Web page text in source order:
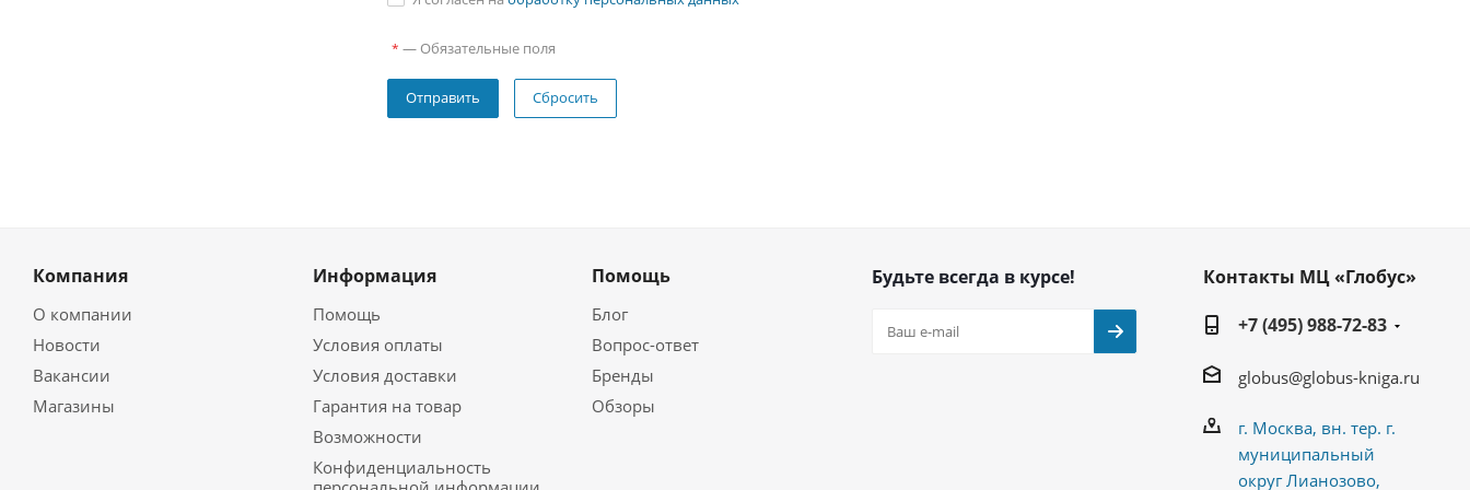
* — Обязательные поля
Сбросить
Компания
О компании
Новости
Вакансии
Магазины
Информация
Помощь
Условия оплаты
Условия доставки
Гарантия на товар
Возможности
Конфиденциальность
Помощь
Блог
Вопрос-ответ
Бренды
Обзоры
Будьте всегда в курсе!
Контакты МЦ «Глобус»
+7 (495) 988-72-83
globus@globus-kniga.ru
г. Москва, вн. тер. г.
муниципальный
округ Лианозово,